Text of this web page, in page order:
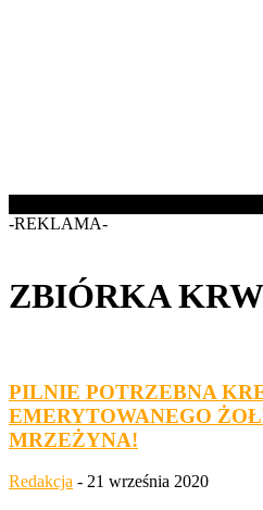
-REKLAMA-
ZBIÓRKA
PILNIE POTRZEBNA
EMERYTOWANEGO
MRZEŻYNA!
Redakcja - 21 września 2020